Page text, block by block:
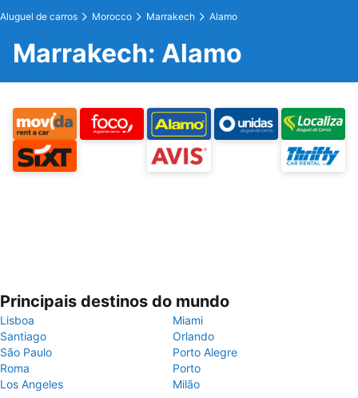
Aluguel de carros Morocco Marrakech Alamo
Marrakech: Alamo
Principais destinos do mundo
Lisboa
Miami
Santiago
Orlando
São Paulo
Porto Alegre
Roma
Porto
Los Angeles
Milão